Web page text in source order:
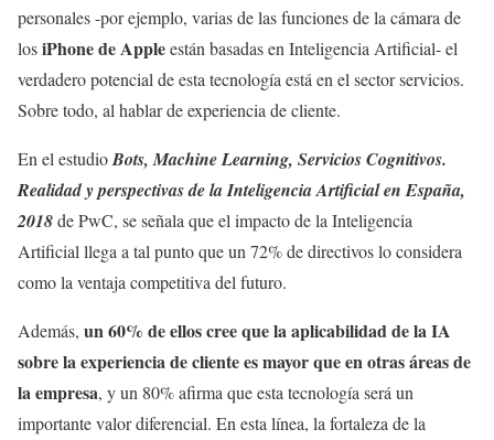
personales -por ejemplo, varias de las funciones de la cámara de
losiPhone de Appleestán basadas en Inteligencia Artificial- el
verdadero potencial de esta tecnología está en el sector servicios.
Sobre todo, al hablar de experiencia de cliente.
En el estudioBots, Machine Learning, Servicios Cognitivos.
Realidad y perspectivas de la Inteligencia Artificial en España,
2018de PwC, se señala que el impacto de la Inteligencia
Artificial llega a tal punto que un 72% de directivos lo considera
como la ventaja competitiva del futuro.
Además, un 60% de ellos cree que la aplicabilidad de la IA
sobre la experiencia de cliente es mayor que en otras áreas de
la empresa, y un 80% afirma que esta tecnología será un
importante valor diferencial. En esta línea, la fortaleza de la